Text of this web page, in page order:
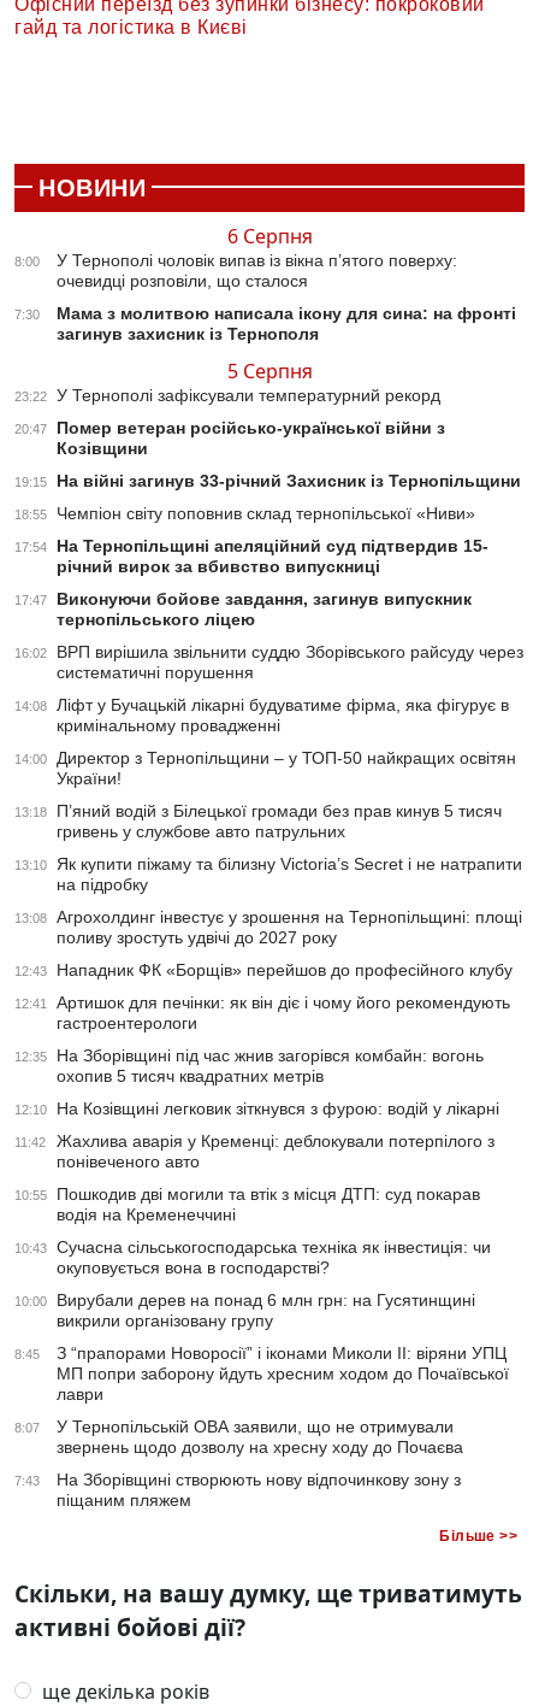
Офісний переїзд без зупинки бізнесу: покроковий
гайд та логістика в Києві
НОВИНИ
6 Серпня
8:00
У Тернополі чоловік випав із вікна п’ятого поверху:
очевидці розповіли, що сталося
7:30
Мама з молитвою написала ікону для сина: на фронті
загинув захисник із Тернополя
5 Серпня
23:22 У Тернополі зафіксували температурний рекорд
20:47
Помер ветеран російсько-української війни з
Козівщини
19:15 На війні загинув 33-річний Захисник із Тернопільщини
18:55 Чемпіон світу поповнив склад тернопільської «Ниви»
17:54
На Тернопільщині апеляційний суд підтвердив 15-
річний вирок за вбивство випускниці
17:47
Виконуючи бойове завдання, загинув випускник
тернопільського ліцею
16:02
ВРП вирішила звільнити суддю Зборівського райсуду через
систематичні порушення
14:08
Ліфт у Бучацькій лікарні будуватиме фірма, яка фігурує в
кримінальному провадженні
14:00
Директор з Тернопільщини – у ТОП-50 найкращих освітян
України!
13:18
П’яний водій з Білецької громади без прав кинув 5 тисяч
гривень у службове авто патрульних
13:10
Як купити піжаму та білизну Victoria’s Secret і не натрапити
на підробку
13:08
Агрохолдинг інвестує у зрошення на Тернопільщині: площі
поливу зростуть удвічі до 2027 року
12:43 Нападник ФК «Борщів» перейшов до професійного клубу
12:41
Артишок для печінки: як він діє і чому його рекомендують
гастроентерологи
12:35
На Зборівщині під час жнив загорівся комбайн: вогонь
охопив 5 тисяч квадратних метрів
12:10 На Козівщині легковик зіткнувся з фурою: водій у лікарні
11:42
Жахлива аварія у Кременці: деблокували потерпілого з
понівеченого авто
10:55
Пошкодив дві могили та втік з місця ДТП: суд покарав
водія на Кременеччині
10:43
Сучасна сільськогосподарська техніка як інвестиція: чи
окуповується вона в господарстві?
10:00
Вирубали дерев на понад 6 млн грн: на Гусятинщині
викрили організовану групу
8:45
З “прапорами Новоросії” і іконами Миколи ІІ: віряни УПЦ
МП попри заборону йдуть хресним ходом до Почаївської
лаври
8:07
У Тернопільській ОВА заявили, що не отримували
звернень щодо дозволу на хресну ходу до Почаєва
7:43
На Зборівщині створюють нову відпочинкову зону з
піщаним пляжем
Більше >>
Скільки, на вашу думку, ще триватимуть
активні бойові дії?
ще декілька років